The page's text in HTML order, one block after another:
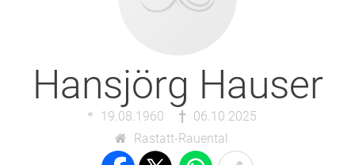
Hansjörg Hauser
19.08.1960
06.10.2025
Rastatt-Rauental